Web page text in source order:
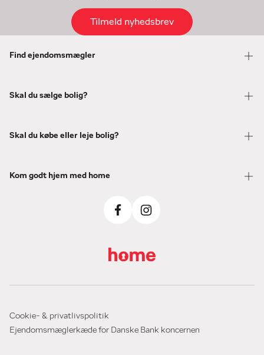
Tilmeld nyhedsbrev
Find ejendomsmægler
Skal du sælge bolig?
Skal du købe eller leje bolig?
Kom godt hjem med home
Cookie- & privatlivspolitik
Ejendomsmæglerkæde for Danske Bank koncernen